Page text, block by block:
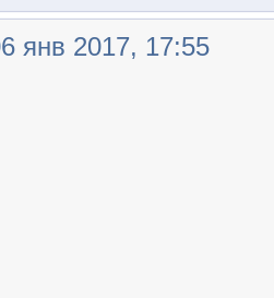
янв 2017, 17:55